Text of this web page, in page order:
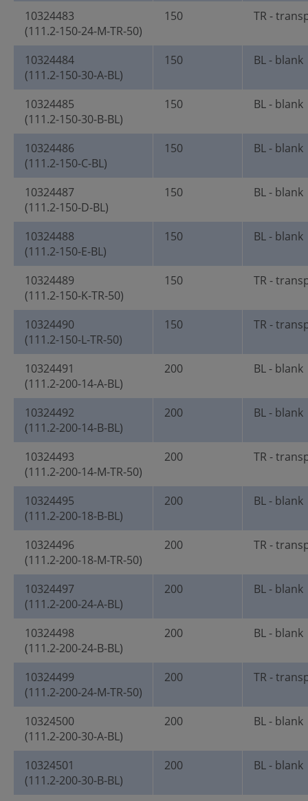
10324483
(111.2-150-24-M-TR-50)
150 TR -
10324484
(111.2-150-30-A-BL)
150 BL - blank
10324485
(111.2-150-30-B-BL)
150 BL - blank
10324486
(111.2-150-C-BL)
150 BL - blank
10324487
(111.2-150-D-BL)
150 BL - blank
10324488
(111.2-150-E-BL)
150 BL - blank
10324489
(111.2-150-K-TR-50)
150 TR -
10324490
(111.2-150-L-TR-50)
150 TR -
10324491
(111.2-200-14-A-BL)
200 BL - blank
10324492
(111.2-200-14-B-BL)
200 BL - blank
10324493
(111.2-200-14-M-TR-50)
200 TR -
10324495
(111.2-200-18-B-BL)
200 BL - blank
10324496
(111.2-200-18-M-TR-50)
200 TR -
10324497
(111.2-200-24-A-BL)
200 BL - blank
10324498
(111.2-200-24-B-BL)
200 BL - blank
10324499
(111.2-200-24-M-TR-50)
200 TR -
10324500
(111.2-200-30-A-BL)
200 BL - blank
10324501
(111.2-200-30-B-BL)
200 BL - blank